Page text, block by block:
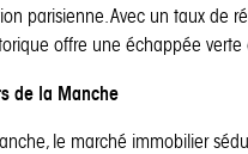
parisienne. Avec un taux de
offre une échappée
de la Manche
le marché immobilier